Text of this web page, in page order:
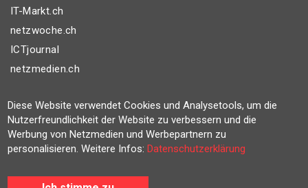
IT-Markt.ch
netzwoche.ch
ICTjournal
netzmedien.ch
© NETZMEDIEN AG 2026
Impressum
AGB
Datenschutzerklärung
Diese Website verwendet Cookies und Analysetools, um die
Nutzerfreundlichkeit der Website zu verbessern und die
Werbung von Netzmedien und Werbepartnern zu
personalisieren. Weitere Infos:Datenschutzerklärung